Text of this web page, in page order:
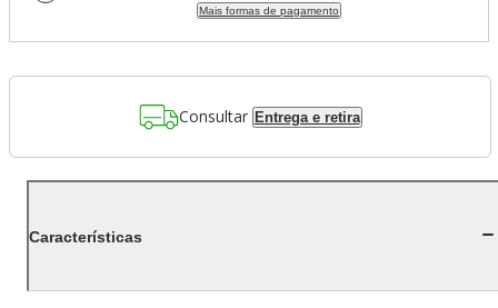
Mais formas de pagamento
Consultar Entrega e retira
Características